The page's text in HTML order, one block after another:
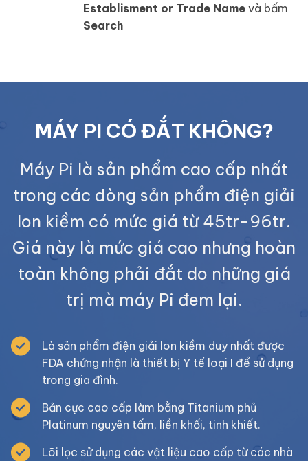
Establisment or Trade Namevà bấm
Search
MÁY PI CÓ ĐẮT KHÔNG?
Máy Pi là sản phẩm cao cấp nhất
trong các dòng sản phẩm điện giải
Ion kiềm có mức giá từ 45tr-96tr.
Giá này là mức giá cao nhưng hoàn
toàn không phải đắt do những giá
trị mà máy Pi đem lại.
Là sản phẩm điện giải Ion kiềm duy nhất được
FDA chứng nhận là thiết bị Y tế loại I để sử dụng
trong gia đình.
Bản cực cao cấp làm bằng Titanium phủ
Platinum nguyên tấm, liền khối, tinh khiết.
Lõi lọc sử dụng các vật liệu cao cấp từ các nhà